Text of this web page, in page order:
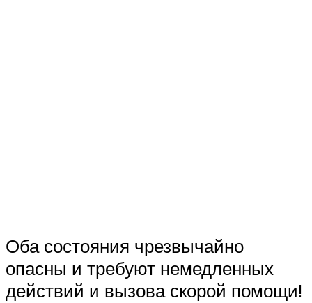
Оба состояния чрезвычайно
опасны и требуют немедленных
действий и вызова скорой помощи!